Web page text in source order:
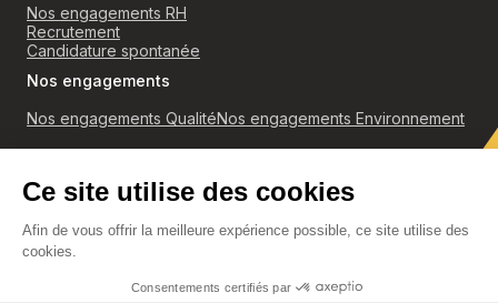
Découvrir nos catalogues
Nos engagements RH
Recrutement
Candidature spontanée
Nos engagements
Nos engagements QualitéNos engagements Environnement
Politique de confidentialité et cookies
Mentions légales